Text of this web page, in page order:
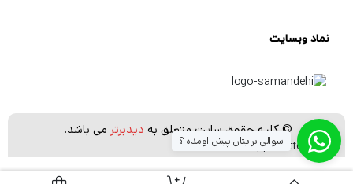
نماد وبسایت
© کلیه حقوق سایت متعلق به دیدبرتر می باشد.
[whatsapp_buttons] سوالی برایتان پیش اومده ؟